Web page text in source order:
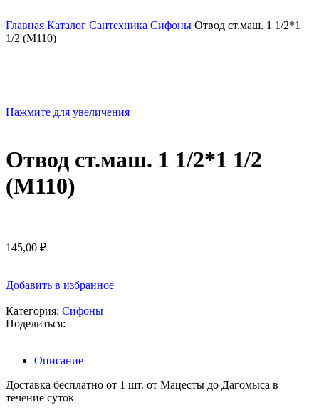
Главная Каталог Сантехника Сифоны Отвод ст.маш. 1 1/2*1
1/2 (М110)
Нажмите для увеличения
Отвод ст.маш. 1 1/2*1 1/2
(М110)
145,00 ₽
Добавить в избранное
Категория: Сифоны
Поделиться:
Описание
Доставка бесплатно от 1 шт. от Мацесты до Дагомыса в
течение суток